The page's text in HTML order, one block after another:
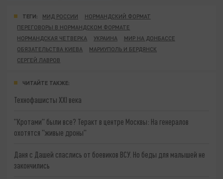
ТЕГИ: МИД РОССИИ
НОРМАНДСКИЙ ФОРМАТ
ПЕРЕГОВОРЫ В НОРМАНДСКОМ ФОРМАТЕ
НОРМАНДСКАЯ ЧЕТВЕРКА
УКРАИНА
МИР НА ДОНБАССЕ
ОБЯЗАТЕЛЬСТВА КИЕВА
МАРИУПОЛЬ И БЕРДЯНСК
СЕРГЕЙ ЛАВРОВ
ЧИТАЙТЕ ТАКЖЕ:
Технофашисты XXI века
"Кротами" были все? Теракт в центре Москвы: На генералов
охотятся "живые дроны"
Даня с Дашей спаслись от боевиков ВСУ. Но беды для малышей не
закончились